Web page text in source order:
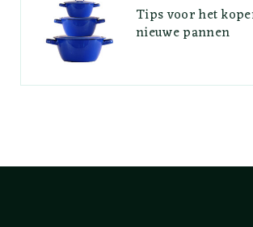
Tips voor het
nieuwe pannen